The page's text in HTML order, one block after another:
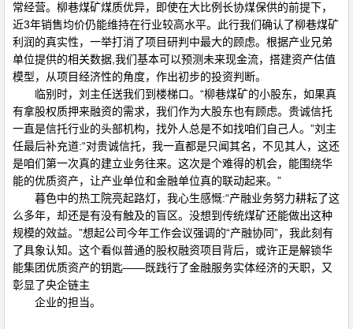
常经营。柳巷煤矿煤质优异，即使在大比例长协煤保供的前提下，
近3年销售均价仍能维持在行业较高水平。此行我们确认了柳巷煤矿
利润的真实性，一举打消了项目研判中最大的顾虑。根据产业兄弟
单位提供的相关数据,我们基本可以预测未来现金流，搭建资产估值
模型，从项目经济性的角度，作出初步的投资判断。
临别时，刘主任送我们到楼梯口。“柳巷煤矿的小股东，如果真
有拿股权质押来融资的需求，我们作为大股东也有顾虑。贵诚信托
一直是信托行业的头部机构，找外人总是不如找咱们自己人。”刘主
任最后补充道:“对贵诚信托，我一直都是只闻其名，不见其人，这还
是咱们第一次真的建立业务往来。这次是个难得的机会，能围绕华
能的优质资产，让产业单位和金融单位真的联动起来。”
暮色中的热工院亮起路灯，我心生感慨:“产融业务努力耕耘了这
么多年，却还是有没有触及的盲区。没想到传统煤矿还能做出这种
规模的效益。”想起公司今年工作会议强调的“产融协同”，我此刻有
了具象认知。这个看似普通的股权融资项目背后，或许正是解锁华
能集团优质资产的钥匙——既践行了金融服务实体经济的天职，又
彰显了央企链主
企业的担当。